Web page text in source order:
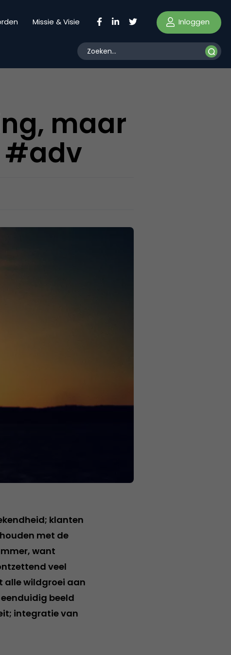
Missie & Visie Inloggen
maar
#adv
klanten
met de
want
veel
alle wildgroei aan
beeld
integratie van